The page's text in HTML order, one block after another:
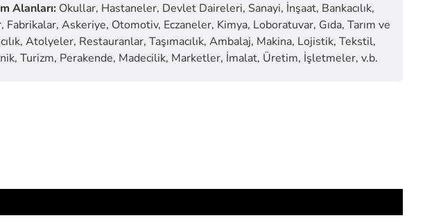
Alanları: Okullar, Hastaneler, Devlet Daireleri, Sanayi, İnşaat, Bankacılık,
Fabrikalar, Askeriye, Otomotiv, Eczaneler, Kimya, Loboratuvar, Gıda, Tarım ve
Atolyeler, Restauranlar, Taşımacılık, Ambalaj, Makina, Lojistik, Tekstil,
Turizm, Perakende, Madecilik, Marketler, İmalat, Üretim, İşletmeler, v.b.